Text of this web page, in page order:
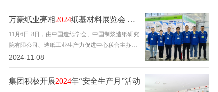
FILTECH是欧洲专业过滤分离展览会，也是全球过
滤分离行业最隆重的展会之一。自1967年举办第一
技术和产品。今年的FILTECH同样吸引了来自世界
各地的众多参展商和…
万豪纸业亮相2024纸基材料展览会 展示创新实力与未来愿景
11月6日-8日，由中国造纸学会、中国制浆造纸研究
院有限公司、造纸工业生产力促进中心联合主办
的“2024纸基材料展览会”在杭州白马湖国际会展中
心举行。万豪集团作为学会特种纸委员会会员单位
受邀参加展会。展览会现场，万豪集团的展台前人
2024-11-08
集团积极开展2024年“安全生产月”活动